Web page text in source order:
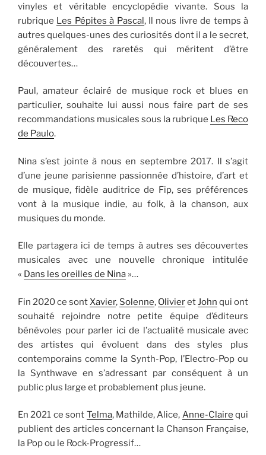
vinyles et véritable encyclopédie vivante. Sous la
rubrique Les Pépites à Pascal, Il nous livre de temps à
autres quelques-unes des curiosités dont il a le secret,
généralement des raretés qui méritent d’être
découvertes…
Paul, amateur éclairé de musique rock et blues en
particulier, souhaite lui aussi nous faire part de ses
recommandations musicales sous la rubrique Les Reco
de Paulo.
Nina s’est jointe à nous en septembre 2017. Il s’agit
d’une jeune parisienne passionnée d’histoire, d’art et
de musique, fidèle auditrice de Fip, ses préférences
vont à la musique indie, au folk, à la chanson, aux
musiques du monde.
Elle partagera ici de temps à autres ses découvertes
musicales avec une nouvelle chronique intitulée
« Dans les oreilles de Nina »…
Fin 2020 ce sontXavier, Solenne, OlivieretJohn qui ont
souhaité rejoindre notre petite équipe d’éditeurs
bénévoles pour parler ici de l’actualité musicale avec
des artistes qui évoluent dans des styles plus
contemporains comme la Synth-Pop, l’Electro-Pop ou
la Synthwave en s’adressant par conséquent à un
public plus large et probablement plus jeune.
En 2021 ce sont Telma, Mathilde, Alice, Anne-Claire qui
publient des articles concernant la Chanson Française,
la Pop ou le Rock-Progressif…